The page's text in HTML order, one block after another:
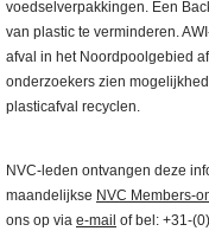
voedselverpakkingen. Een
van plastic te verminderen.
afval in het Noordpoolgebied
onderzoekers zien
plasticafval recyclen.
NVC-leden ontvangen deze
maandelijkse NVC Members-
ons op via e-mail of bel: +31-